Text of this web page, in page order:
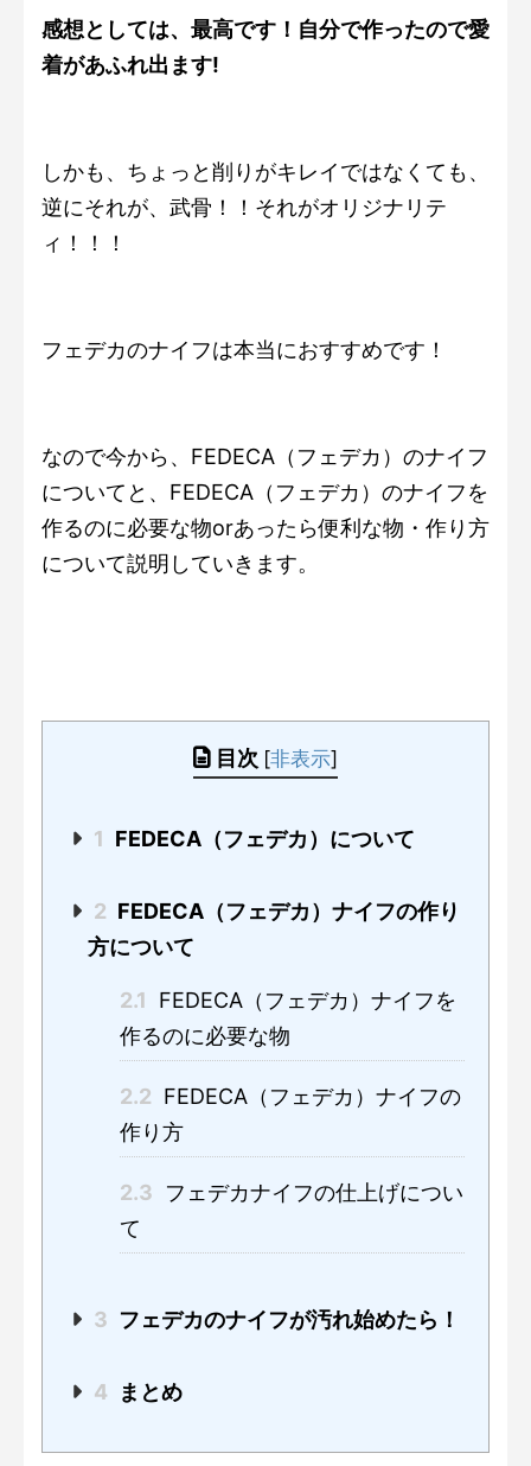
感想としては、最高です！自分で作ったので愛
着があふれ出ます!
しかも、ちょっと削りがキレイではなくても、
逆にそれが、武骨！！それがオリジナリテ
ィ！！！
フェデカのナイフは本当におすすめです！
なので今から、FEDECA（フェデカ）のナイフ
についてと、FEDECA（フェデカ）のナイフを
作るのに必要な物orあったら便利な物・作り方
について説明していきます。
目次 [非表示]
1 FEDECA（フェデカ）について
2 FEDECA（フェデカ）ナイフの作り
方について
2.1
FEDECA（フェデカ）ナイフを
作るのに必要な物
2.2 FEDECA（フェデカ）ナイフの
作り方
2.3
フェデカナイフの仕上げについ
て
3 フェデカのナイフが汚れ始めたら！
4 まとめ